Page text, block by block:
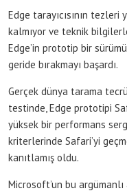
Edge tarayıcısının
kalmıyor ve teknik
Edge’in prototip bir sürümü
geride bırakmayı başardı.
Gerçek dünya tarama
testinde, Edge prototipi
yüksek bir performans
kriterlerinde Safari’yi
kanıtlamış oldu.
Microsoft’un bu argümanlı